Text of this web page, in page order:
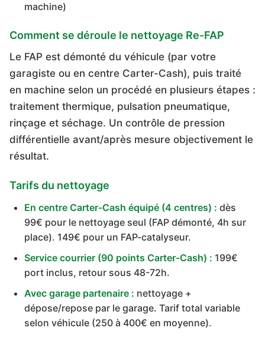
machine)
Comment se déroule le nettoyage Re-FAP
Le FAP est démonté du véhicule (par votre
garagiste ou en centre Carter-Cash), puis traité
en machine selon un procédé en plusieurs étapes :
traitement thermique, pulsation pneumatique,
rinçage et séchage. Un contrôle de pression
différentielle avant/après mesure objectivement le
résultat.
Tarifs du nettoyage
En centre Carter-Cash équipé (4 centres) : dès
99€ pour le nettoyage seul (FAP démonté, 4h sur
place). 149€ pour un FAP-catalyseur.
Service courrier (90 points Carter-Cash) : 199€
port inclus, retour sous 48-72h.
Avec garage partenaire : nettoyage +
dépose/repose par le garage. Tarif total variable
selon véhicule (250 à 400€ en moyenne).